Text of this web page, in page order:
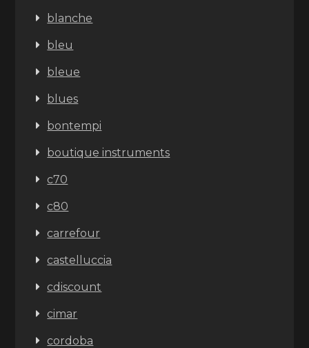
blanche
bleu
bleue
blues
bontempi
boutique instruments
c70
c80
carrefour
castelluccia
cdiscount
cimar
cordoba